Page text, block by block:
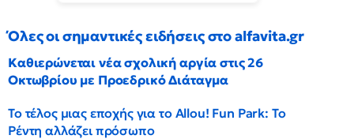
Όλες οι σημαντικές ειδήσεις στο alfavita.gr
Καθιερώνεται νέα σχολική αργία στις 26
Οκτωβρίου με Προεδρικό Διάταγμα
Το τέλος μιας εποχής για το Allou! Fun Park: Το
Ρέντη αλλάζει πρόσωπο